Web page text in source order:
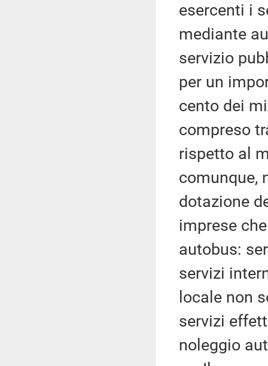
esercenti i
mediante
servizio
per un
cento dei
compreso
rispetto al
comunque,
dotazione
imprese
autobus:
servizi
locale non
servizi
noleggio